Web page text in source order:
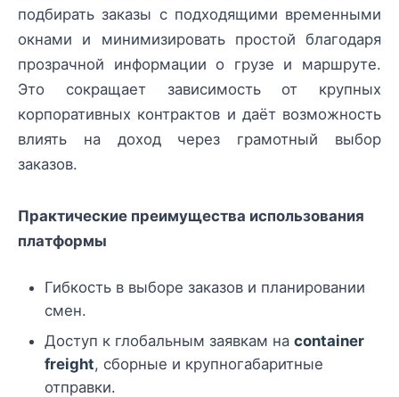
подбирать заказы с подходящими временными
окнами и минимизировать простой благодаря
прозрачной информации о грузе и маршруте.
Это сокращает зависимость от крупных
корпоративных контрактов и даёт возможность
влиять на доход через грамотный выбор
заказов.
Практические преимущества использования
платформы
Гибкость в выборе заказов и планировании
смен.
Доступ к глобальным заявкам на container
freight, сборные и крупногабаритные
отправки.